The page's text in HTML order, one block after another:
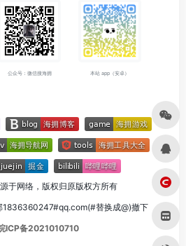
公众号：微信搜海拥 本站 app（安卓）
于网络，版权归原版权方所有
1836360247#qq.com(#替换成@)撤下
ICP备2021010710